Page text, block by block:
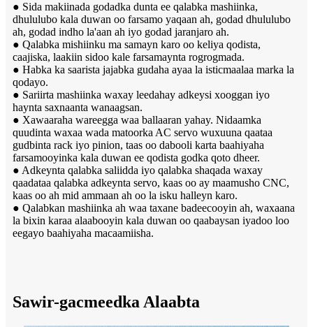
● Sida makiinada godadka dunta ee qalabka mashiinka,
dhululubo kala duwan oo farsamo yaqaan ah, godad dhululubo
ah, godad indho la'aan ah iyo godad jaranjaro ah.
● Qalabka mishiinku ma samayn karo oo keliya qodista,
caajiska, laakiin sidoo kale farsamaynta rogrogmada.
● Habka ka saarista jajabka gudaha ayaa la isticmaalaa marka la
qodayo.
● Sariirta mashiinka waxay leedahay adkeysi xooggan iyo
haynta saxnaanta wanaagsan.
● Xawaaraha wareegga waa ballaaran yahay. Nidaamka
quudinta waxaa wada matoorka AC servo wuxuuna qaataa
gudbinta rack iyo pinion, taas oo dabooli karta baahiyaha
farsamooyinka kala duwan ee qodista godka qoto dheer.
● Adkeynta qalabka saliidda iyo qalabka shaqada waxay
qaadataa qalabka adkeynta servo, kaas oo ay maamusho CNC,
kaas oo ah mid ammaan ah oo la isku halleyn karo.
● Qalabkan mashiinka ah waa taxane badeecooyin ah, waxaana
la bixin karaa alaabooyin kala duwan oo qaabaysan iyadoo loo
eegayo baahiyaha macaamiisha.
Sawir-gacmeedka Alaabta